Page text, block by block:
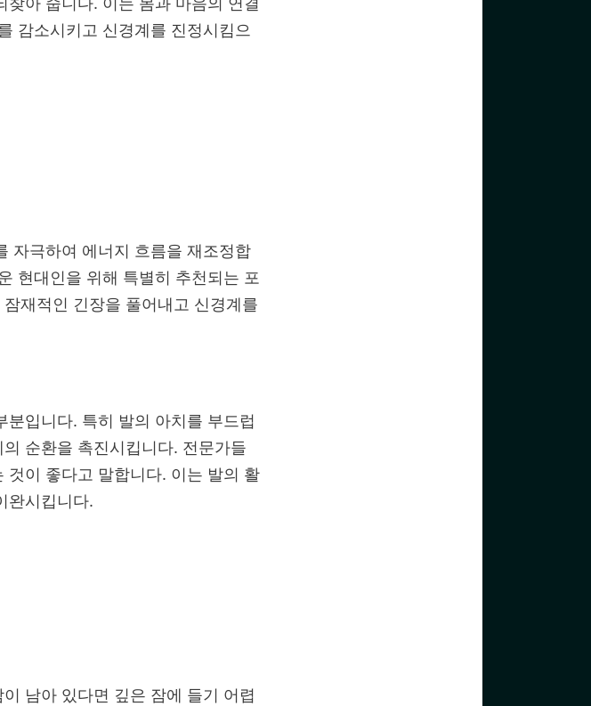
감소시키고 신경계를 진정시킴으
자극하여 에너지 흐름을 재조정합
현대인을 위해 특별히 추천되는 포
재적인 긴장을 풀어내고 신경계를
입니다. 특히 발의 아치를 부드럽
순환을 촉진시킵니다. 전문가들
것이 좋다고 말합니다. 이는 발의 활
완시킵니다.
남아 있다면 깊은 잠에 들기 어렵